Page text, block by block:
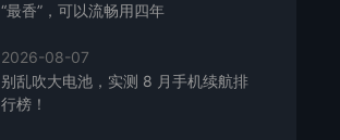
“最香”，可以流畅用四年
2026-08-07
别乱吹大电池，实测 8 月手机续航排
行榜！